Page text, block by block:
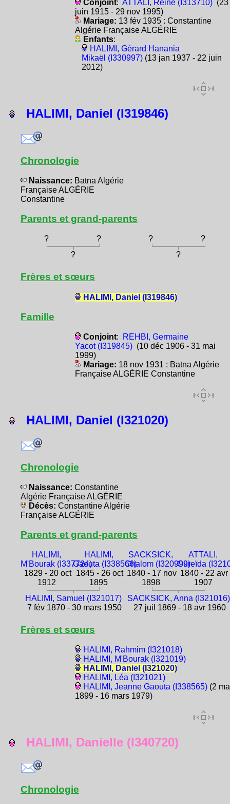
Conjoint: ATTALI, Reine (I313710)(23
juin 1915 - 29 nov 1995)
Mariage: 13 fév 1935 : Constantine
Algérie Française ALGÉRIE
Enfants:
HALIMI, Gérard Hanania
Mikaël (I330997)(13 jan 1937 - 22 juin
2012)
HALIMI, Daniel (I319846)
Chronologie
Naissance: Batna Algérie
Française ALGÉRIE
Constantine
Parents et grand-parents
? ? ?
?
?
?
Frères et sœurs
HALIMI, Daniel (I319846)
Famille
Conjoint:
REHBI, Germaine
Yacot (I319845)(10 déc 1906 - 31 mai
1999)
Mariage: 18 nov 1931 : Batna Algérie
Française ALGÉRIE Constantine
HALIMI, Daniel (I321020)
Chronologie
Naissance: Constantine
Algérie Française ALGÉRIE
Décès: Constantine Algérie
Française ALGÉRIE
Parents et grand-parents
HALIMI,
M'Bourak (I337724)
1829 - 20 oct
1912
HALIMI,
Gaouta (I338566)
1845 - 26 oct
1895
SACKSICK,
Chalom (I320999)
1840 - 17 nov
1898
ATTALI,
Oureïda
1840 - 22 avr
1907
HALIMI, Samuel (I321017)
7 fév 1870 - 30 mars 1950
SACKSICK, Anna (I321016)
27 juil 1869 - 18 avr 1960
Frères et sœurs
HALIMI, Rahmim (I321018)
HALIMI, M'Bourak (I321019)
HALIMI, Daniel (I321020)
HALIMI, Léa (I321021)
HALIMI, Jeanne Gaouta (I338565)(2
1899 - 16 mars 1979)
HALIMI, Danielle (I340720)
Chronologie